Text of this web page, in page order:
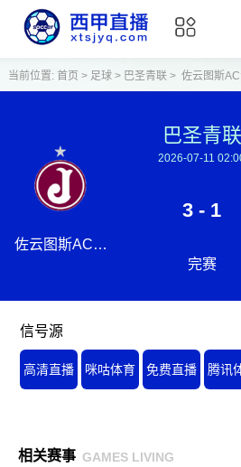
当前位置: 首页 > 足球> 巴圣青联> 佐云图斯
佐云图斯AC青
巴圣青联
2026-07-11
3 - 1
完赛
信号源
高清直播 咪咕体育 免费直播 腾讯
相关赛事 GAMES LIVING